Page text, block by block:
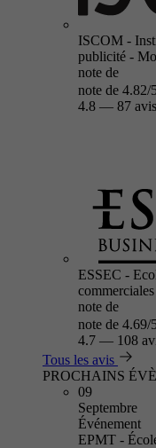
ISCOM -
publicité -
note de
note de 4.82/
4.8 — 87 avis
ESSEC -
commerciales
note de
note de 4.69/
4.7 — 108
Tous les avis
PROCHAINS
09
Septembre
Événement
EPMT -